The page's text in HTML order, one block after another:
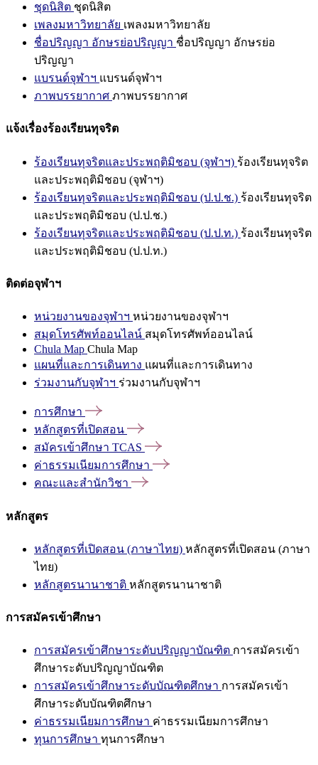
ชุดนิสิต ชุดนิสิต
เพลงมหาวิทยาลัย เพลงมหาวิทยาลัย
ชื่อปริญญา อักษรย่อปริญญา ชื่อปริญญา อักษรย่อ
ปริญญา
แบรนด์จุฬาฯ แบรนด์จุฬาฯ
ภาพบรรยากาศ ภาพบรรยากาศ
แจ้งเรื่องร้องเรียนทุจริต
ร้องเรียนทุจริตและประพฤติมิชอบ (จุฬาฯ) ร้องเรียนทุจริต
และประพฤติมิชอบ (จุฬาฯ)
ร้องเรียนทุจริตและประพฤติมิชอบ (ป.ป.ช.) ร้องเรียนทุจริต
และประพฤติมิชอบ (ป.ป.ช.)
ร้องเรียนทุจริตและประพฤติมิชอบ (ป.ป.ท.) ร้องเรียนทุจริต
และประพฤติมิชอบ (ป.ป.ท.)
ติดต่อจุฬาฯ
หน่วยงานของจุฬาฯ หน่วยงานของจุฬาฯ
สมุดโทรศัพท์ออนไลน์ สมุดโทรศัพท์ออนไลน์
Chula Map Chula Map
แผนที่และการเดินทาง แผนที่และการเดินทาง
ร่วมงานกับจุฬาฯ ร่วมงานกับจุฬาฯ
การศึกษา
หลักสูตรที่เปิดสอน
สมัครเข้าศึกษา TCAS
ค่าธรรมเนียมการศึกษา
คณะและสำนักวิชา
หลักสูตร
หลักสูตรที่เปิดสอน (ภาษาไทย) หลักสูตรที่เปิดสอน (ภาษา
ไทย)
หลักสูตรนานาชาติ หลักสูตรนานาชาติ
การสมัครเข้าศึกษา
การสมัครเข้าศึกษาระดับปริญญาบัณฑิต การสมัครเข้า
ศึกษาระดับปริญญาบัณฑิต
การสมัครเข้าศึกษาระดับบัณฑิตศึกษา การสมัครเข้า
ศึกษาระดับบัณฑิตศึกษา
ค่าธรรมเนียมการศึกษา ค่าธรรมเนียมการศึกษา
ทุนการศึกษา ทุนการศึกษา